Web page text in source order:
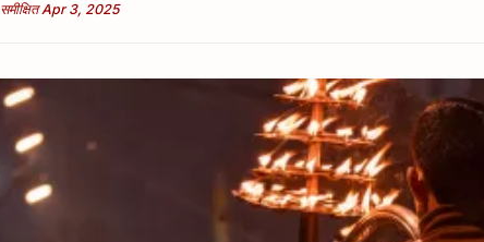
समीक्षित Apr 3, 2025